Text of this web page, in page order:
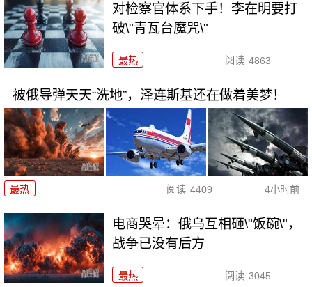
对检察官体系下手！李在明要打
破\"青瓦台魔咒\"
最热 阅读 4863
被俄导弹天天“洗地”，泽连斯基还在做着美梦！
最热 阅读 4409 4小时前
电商哭晕：俄乌互相砸\"饭碗\"，
战争已没有后方
最热 阅读 3045